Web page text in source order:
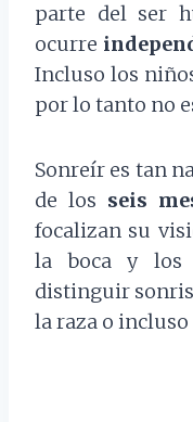
parte del ser
ocurre
Incluso los
por lo tanto no
Sonreír es tan
de los seis
focalizan su
la boca y los
distinguir
la raza o incluso